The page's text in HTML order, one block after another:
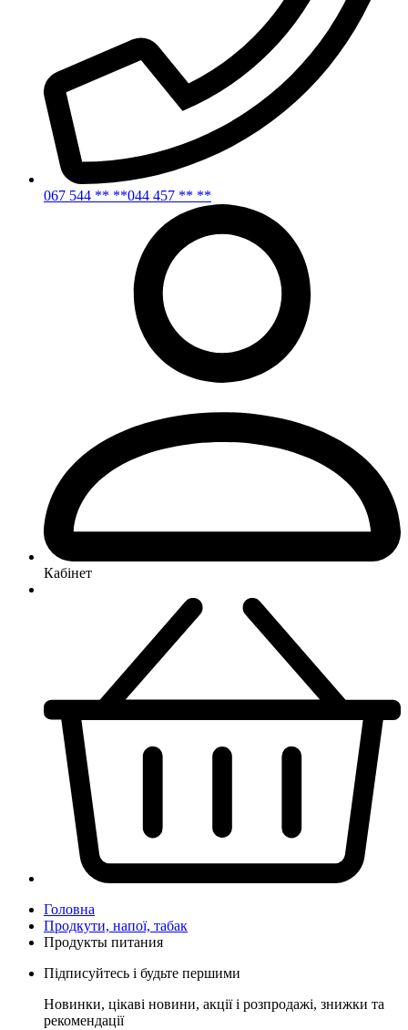
067 544 ** **044 457 ** **
Кабінет
Головна
Продкути, напої, табак
Продукты питания
Підписуйтесь і будьте першими
Новинки, цікаві новини, акції і розпродажі, знижки та
рекомендації